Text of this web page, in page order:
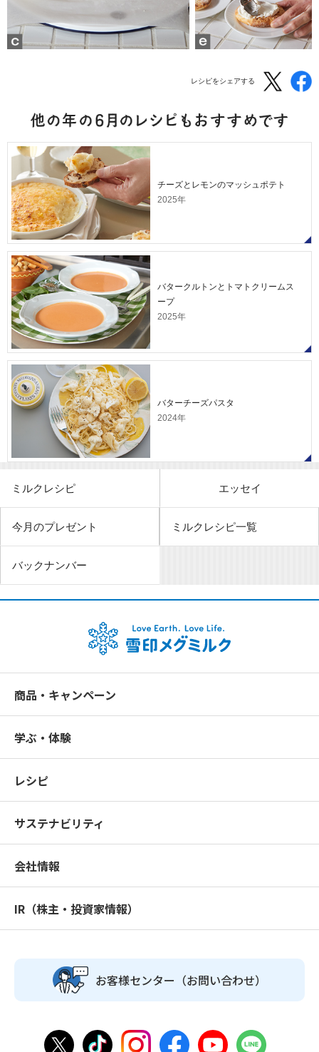
レシピをシェアする
チーズとレモンのマッシュポテト
2025年
バタークルトンとトマトクリームス
ープ
2025年
バターチーズパスタ
2024年
ミルクレシピ エッセイ
今月のプレゼント ミルクレシピ一覧
バックナンバー
商品・キャンペーン
学ぶ・体験
レシピ
サステナビリティ
会社情報
IR（株主・投資家情報）
お客様センター （お問い合わせ）